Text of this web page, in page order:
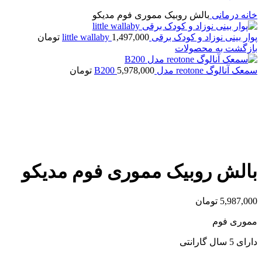
خانه درمانی بالش روبیک مموری فوم مدیکو
پوار بینی نوزاد و کودک برقی little wallaby 1,497,000
تومان
بازگشت به محصولات
سمعک آنالوگ reotone مدل B200 5,978,000 تومان
بالش روبیک مموری فوم مدیکو
5,987,000 تومان
مموری فوم
دارای 5 سال گارانتی